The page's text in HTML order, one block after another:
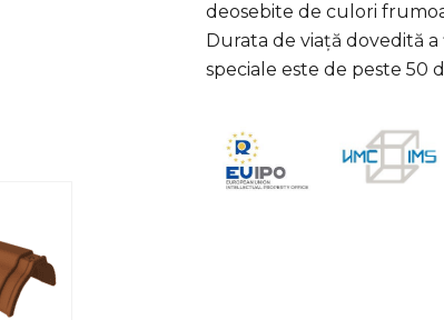
deosebite de culori
Durata de viață dovedită
speciale este de peste 50